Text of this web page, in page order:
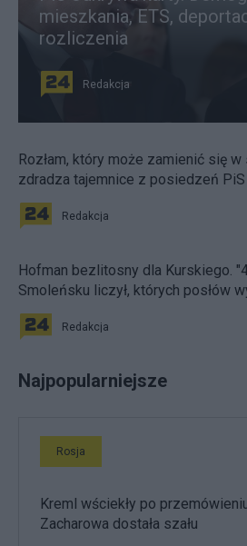
mieszkania, ETS,
rozliczenia
Redakcja
Rozłam, który może zamienić się
zdradza tajemnice z posiedzeń PiS
Redakcja
Hofman bezlitosny dla Kurskiego.
Smoleńsku liczył, których posłów
Redakcja
Najpopularniejsze
Rosja
Kreml wściekły po
Zacharowa dostała szału